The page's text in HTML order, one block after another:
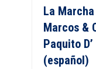
La
Marcos &
Paquito
(español)